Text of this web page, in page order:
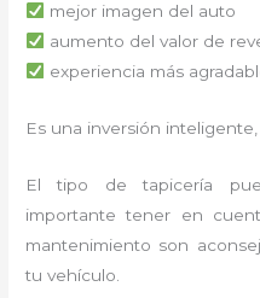
mejor imagen del auto
aumento del valor de
experiencia más
Es una inversión
El tipo de tapicería
importante tener en
mantenimiento son
tu vehículo.